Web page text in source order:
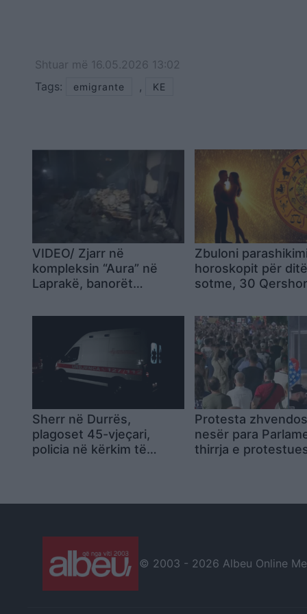
Shtuar më 16.05.2026 13:02
Tags:
emigrante , KE
VIDEO/ Zjarr në
kompleksin “Aura” në
Laprakë, banorët
erdhi një orë me vonesë,
flakët i fikëm vetë
Zbuloni
horoskopit për
sotme, 30
Sherr në Durrës,
plagoset 45-vjeçari,
policia në kërkim të
Protesta
nesër para
thirrja e
© 2003 - 2026 Albeu Online